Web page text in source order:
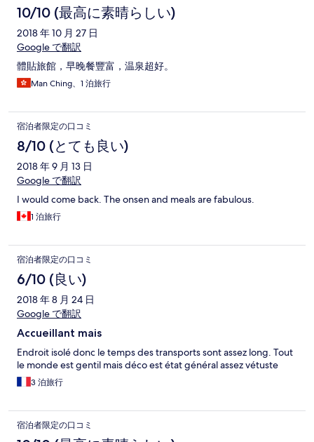
10/10 (最高に素晴らしい)
2018 年 10 月 27 日
Google で翻訳
體貼旅館，早晚餐豐富，温泉超好。
Man Ching、1 泊旅行
宿泊者限定の口コミ
8/10 (とても良い)
2018 年 9 月 13 日
Google で翻訳
I would come back. The onsen and meals are fabulous.
1 泊旅行
宿泊者限定の口コミ
6/10 (良い)
2018 年 8 月 24 日
Google で翻訳
Accueillant mais
Endroit isolé donc le temps des transports sont assez long. Tout
le monde est gentil mais déco est état général assez vétuste
3 泊旅行
宿泊者限定の口コミ